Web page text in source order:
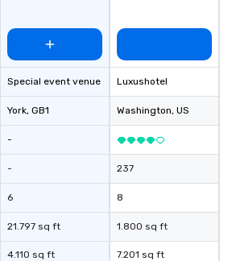
Special event venue
York, GB1
-
-
6
21.797 sq ft
4.110 sq ft
Luxushotel
Washington, US
237
8
1.800 sq ft
7.201 sq ft